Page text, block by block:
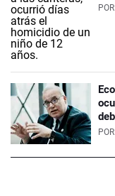
POR
POR